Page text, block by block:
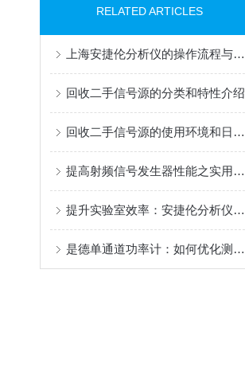
RELATED ARTICLES
上海安捷伦分析仪的操作流程与注意事项
回收二手信号源的分类和特性介绍
回收二手信号源的使用环境和日常保养介绍
提高射频信号发生器性能之实用小技巧
提升实验室效率：安捷伦分析仪的自动化解决方案
是德单通道功率计：如何优化测量结果与降低误差